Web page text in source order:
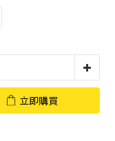
立即購買